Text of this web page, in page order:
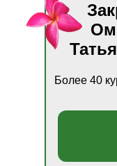
Более 40